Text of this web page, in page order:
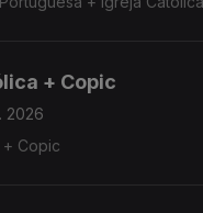
+ Copic
2026
+ Copic